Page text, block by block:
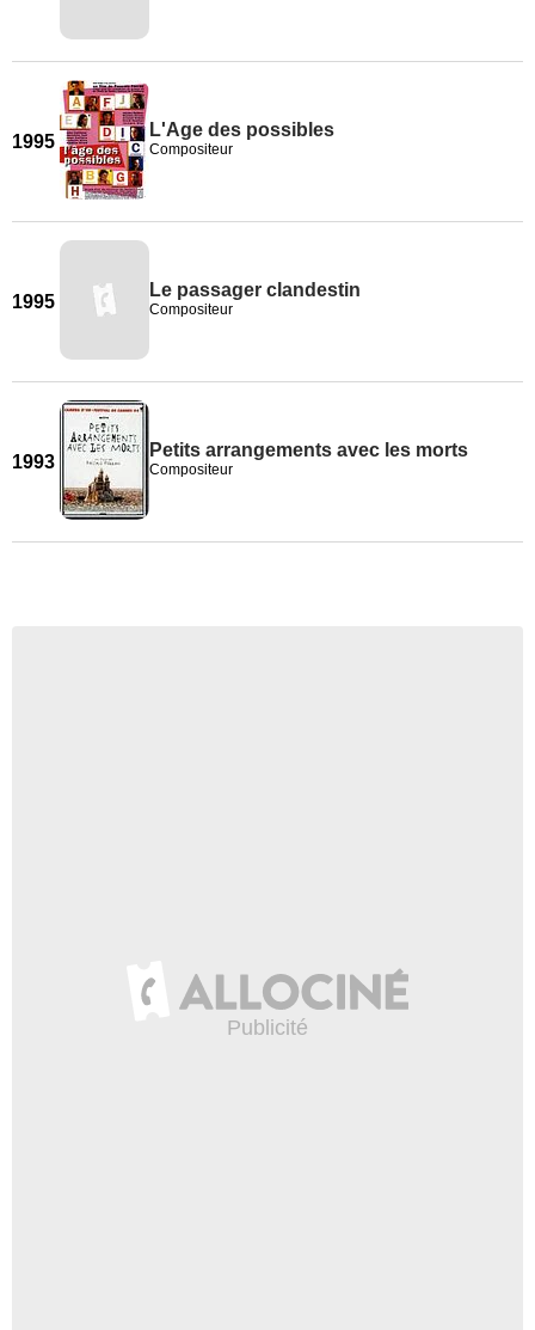
1995
L'Age des possibles
Compositeur
1995
Le passager clandestin
Compositeur
1993
Petits arrangements avec les morts
Compositeur